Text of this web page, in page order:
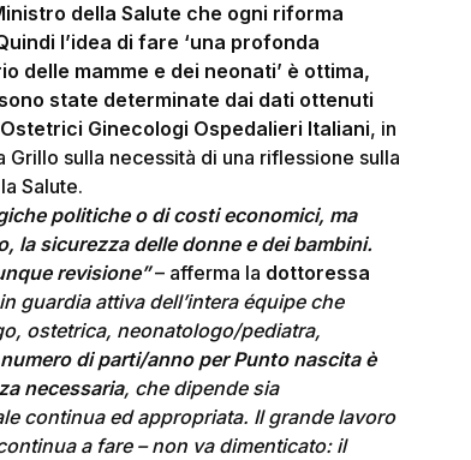
della Salute che ogni riforma
l’idea di fare ‘una profonda
delle mamme e dei neonati’ è ottima,
state determinate dai dati ottenuti
Ginecologi Ospedalieri Italiani, in
sulla necessità di una riflessione sulla
Salute.
politiche o di costi economici, ma
la sicurezza delle donne e dei bambini.
revisione”– afferma la dottoressa
guardia attiva dell’intera équipe che
ostetrica, neonatologo/pediatra,
di parti/anno per Punto nascita è
necessaria, che dipende sia
continua ed appropriata. Il grande lavoro
a fare – non va dimenticato: il